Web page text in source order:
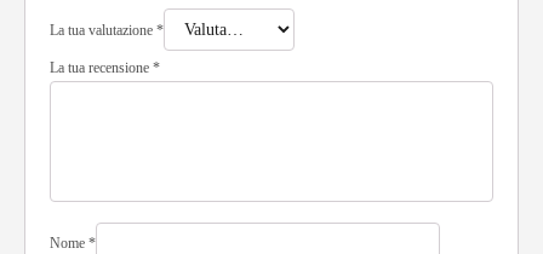
La tua valutazione *
La tua recensione *
Nome *